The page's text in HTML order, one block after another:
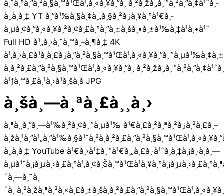
à¸ˆà¸°à¸”à¸²à¸§à¸™à¹Œà¹‚à¸«à¸¥à¸”à¸ à¸²à¸žà¸‚à¸™à¸²à¸”à¸¢à¹ˆà¸­
à¸‚à¸­à¸‡ YT à¸”à¹‰à¸§à¸¢à¸„à¸§à¸²à¸¡à¸¥à¸°à¹€à¸­
à¸µà¸¢à¸”à¸«à¸¥à¸²à¸¢à¸£à¸°à¸”à¸±à¸šà¸•à¸±à¹‰à¸‡à¹à¸•à¹ˆ
Full HD à¹„à¸›à¸ˆà¸™à¸–à¸¶à¸‡ 4K
à¸à¸²à¸£à¸”à¸²à¸§à¸™à¹Œà¹‚à¸«à¸¥à¸”à¸
à¹ƒà¸™à¸£à¸¹à¸›à¹à¸šà¸š JPG
à¸šà¸—à¸ªà¸£à¸¸à¸›
à¸ªà¸¸à¸”à¸—à¹‰à¸²à¸¢à¸™à¸µà¹‰ à¹€à¸£à¸²à¸ªà¸²à¸¡à¸²à¸£à¸–
à¸‚à¸­à¸‡ YouTube à¹€à¸›à¹‡à¸™à¹€à¸„à¸£à¸·à¹ˆà¸­à¸‡à¸¡à¸·à¸­à¸—
´à¸—à¸˜à¸
´à¸